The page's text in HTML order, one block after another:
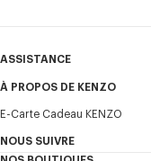
évènements KENZO, qui
ASSISTANCE
Mon compte
ASSISTANCE
À PROPOS DE KENZO
CGV
Mentions Légales et CGU
E-Carte Cadeau KENZO
NOUS SUIVRE